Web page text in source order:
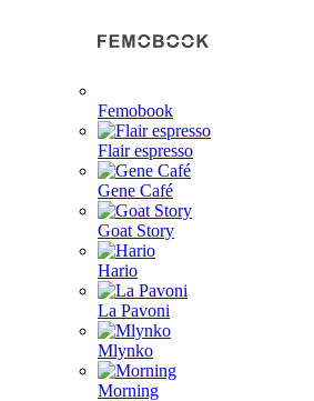
Femobook
Flair espresso
Gene Café
Goat Story
Hario
La Pavoni
Mlynko
Morning